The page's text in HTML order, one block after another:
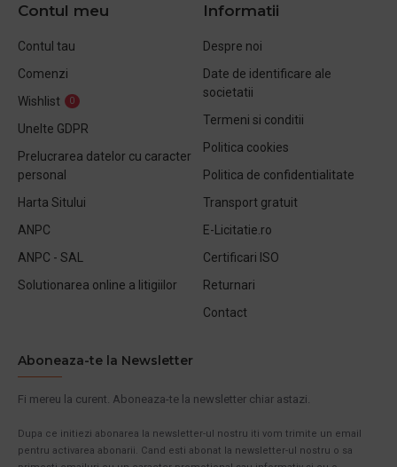
Contul meu
Contul tau
Comenzi
Wishlist
0
Unelte GDPR
Prelucrarea datelor cu caracter
personal
Harta Sitului
ANPC
ANPC - SAL
Solutionarea online a litigiilor
Informatii
Despre noi
Date de identificare ale
societatii
Termeni si conditii
Politica cookies
Politica de confidentialitate
Transport gratuit
E-Licitatie.ro
Certificari ISO
Returnari
Contact
Aboneaza-te la Newsletter
Fi mereu la curent. Aboneaza-te la newsletter chiar astazi.
Dupa ce initiezi abonarea la newsletter-ul nostru iti vom trimite un email
pentru activarea abonarii. Cand esti abonat la newsletter-ul nostru o sa